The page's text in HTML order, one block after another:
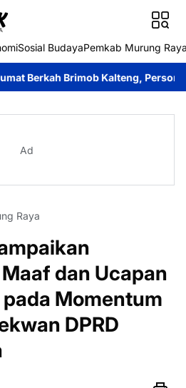
Sosial BudayaPemkab Murung
Kalteng, Personel Batalyon B
Ad
Raya
dan Ucapan
Momentum
DPRD